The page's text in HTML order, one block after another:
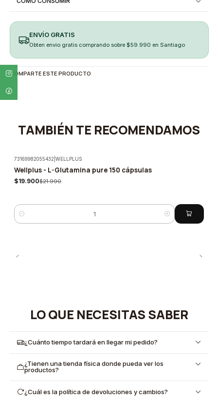
ENVÍO GRATIS
Obten envio gratis comprando sobre $59.990 en Santiago
COMPARTE ESTE PRODUCTO
TAMBIÉN TE RECOMENDAMOS
-10%
73169982055432 |WELLPLUS
Wellplus - L-Glutamina pure 150 cápsulas
$19.900$21.990
Quantity
LO QUE NECESITAS SABER
¿Cuánto tiempo tardará en llegar mi pedido?
¿Tienen una tienda física donde pueda ver los
productos?
¿Cuál es la política de devoluciones y cambios?